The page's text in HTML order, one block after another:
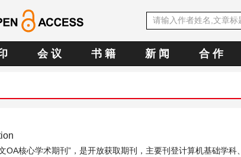
会 议 书 籍 新 闻 合 作
OA核心学术期刊”，是开放获取期刊，主要刊登计算机基础学科